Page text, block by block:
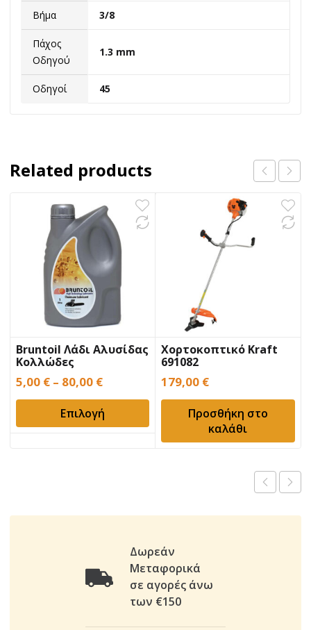
Βήμα 3/8
Πάχος
Οδηγού
1.3 mm
Οδηγοί 45
Related products
Bruntoil Λάδι Αλυσίδας
Κολλώδες
5,00 € – 80,00 €
Επιλογή
Χορτοκοπτικό Kraft
691082
179,00 €
Προσθήκη στο
καλάθι
Δωρεάν
Μεταφορικά
σε αγορές άνω
των €150